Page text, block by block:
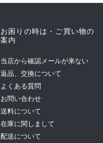
お困りの時は・ご買い物の
案内
当店から確認メールが来ない
返品、交換について
よくある質問
お問い合わせ
送料について
在庫に関しまして
配送について